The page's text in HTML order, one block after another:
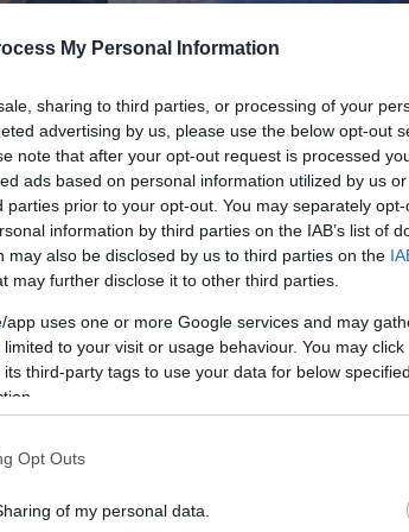
My Personal Information
sharing to third parties, or processing of your
advertising by us, please use the below opt-out
note that after your opt-out request is processed
ads based on personal information utilized by us
parties prior to your opt-out. You may separately
information by third parties on the IAB’s list of
may also be disclosed by us to third parties on the
may further disclose it to other third parties.
app uses one or more Google services and may
to your visit or usage behaviour. You may
third-party tags to use your data for below
Opt Outs
of my personal data.
σε
Είναι ένα
Υπεργιότ γλυπτό
Εντυπωσιακό δημιούργημα στο
της Κίνας.
17 Νοεμβρίου 2024